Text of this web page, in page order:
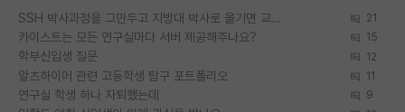
SSH 박사과정을 그만두고 지방대 박사로 옮기면 교수의 꿈은 끝일까요? 21
카이스트는 모든 연구실마다 서버 제공해주나요? 15
학부신입생 질문 12
알츠하이머 관련 고등학생 탐구 포트폴리오 11
연구실 학생 하나 자퇴했는데 9